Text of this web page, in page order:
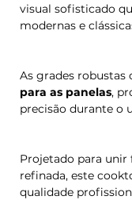
visual sofisticado
modernas e
As grades robustas
para as panelas,
precisão durante o
Projetado para unir
refinada, este
qualidade